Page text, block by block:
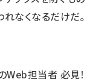
なくなるだけだ。
Web担当者 必見！